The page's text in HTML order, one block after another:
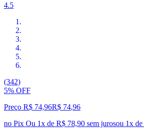
4.5
(342)
5% OFF
Preço R$ 74,96R$ 74,96
no Pix Ou 1x de R$ 78,90 sem jurosou 1x de